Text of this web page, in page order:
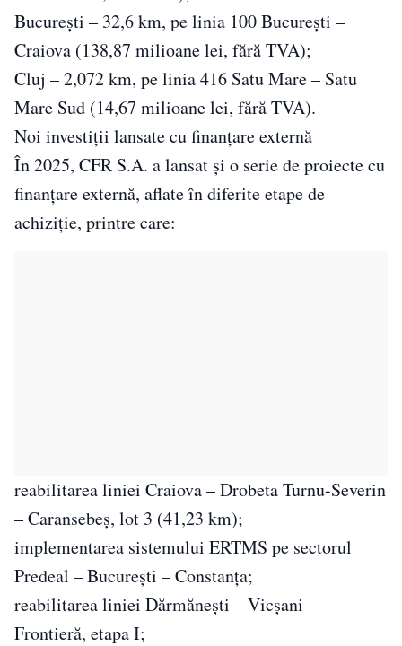
București – 32,6 km, pe linia 100 București –
Craiova (138,87 milioane lei, fără TVA);
Cluj – 2,072 km, pe linia 416 Satu Mare – Satu
Mare Sud (14,67 milioane lei, fără TVA).
Noi investiții lansate cu finanțare externă
În 2025, CFR S.A. a lansat și o serie de proiecte cu
finanțare externă, aflate în diferite etape de
achiziție, printre care:
reabilitarea liniei Craiova – Drobeta Turnu-Severin
– Caransebeș, lot 3 (41,23 km);
implementarea sistemului ERTMS pe sectorul
Predeal – București – Constanța;
reabilitarea liniei Dărmănești – Vicșani –
Frontieră, etapa I;